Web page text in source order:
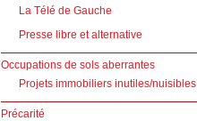
La Télé de Gauche
Presse libre et alternative
Occupations de sols aberrantes
Projets immobiliers inutiles/nuisibles
Précarité